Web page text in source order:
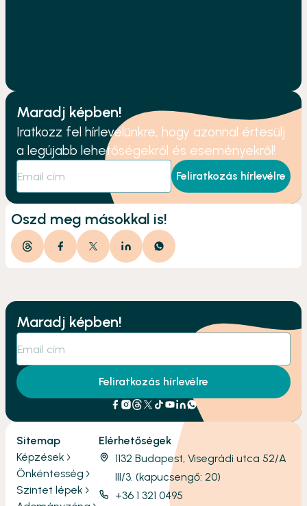
Maradj képben!
Iratkozz fel hírlevelünkre, hogy azonnal értesülj
a legújabb lehetőségekről és eseményekről!
Feliratkozás hírlevélre
Oszd meg másokkal is!
Maradj képben!
Feliratkozás hírlevélre
Sitemap
Képzések
Önkéntesség
Szintet lépek
Elérhetőségek
1132 Budapest, Visegrádi utca 52/A
III/3. (kapucsengő: 20)
+36 1 321 0495